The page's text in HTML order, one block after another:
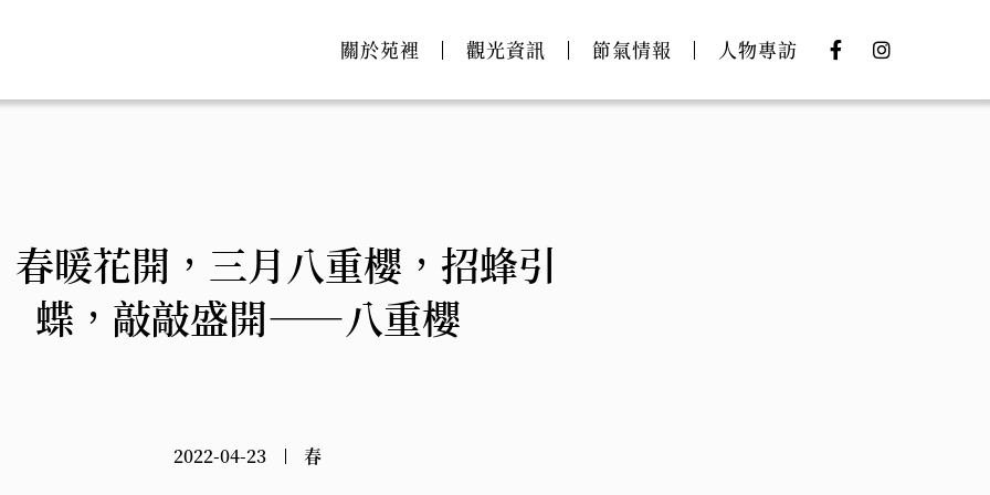
關於苑裡 觀光資訊 節氣情報 人物專訪
春暖花開，三月八重櫻，招蜂引
蝶，敲敲盛開——八重櫻
2022-04-23 春